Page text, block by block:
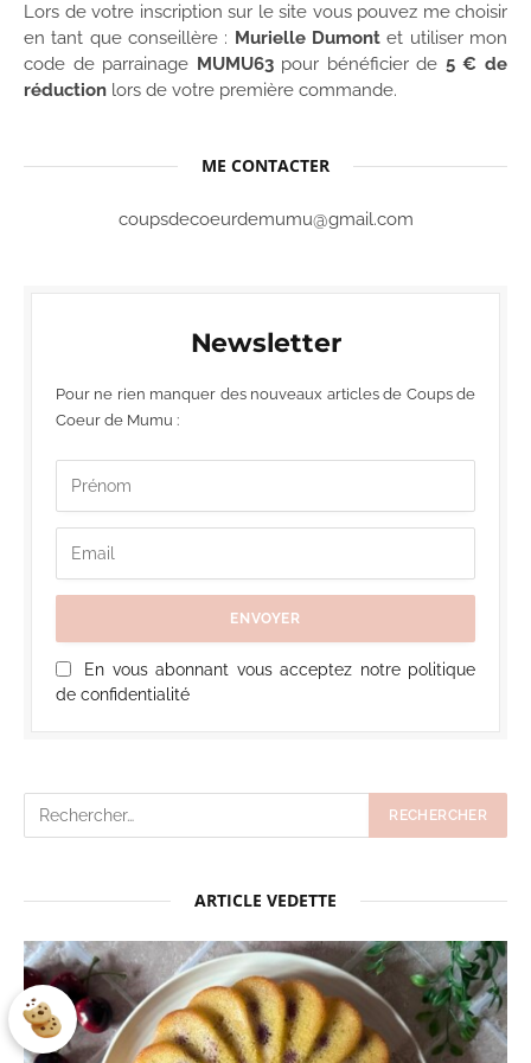
Lors de votre inscription sur le site vous pouvez me choisir
en tant que conseillère : Murielle Dumont et utiliser mon
code de parrainage MUMU63pour bénéficier de 5 € de
réduction lors de votre première commande.
ME CONTACTER
coupsdecoeurdemumu@gmail.com
Newsletter
Pour ne rien manquer des nouveaux articles de Coups de
Coeur de Mumu :
En vous abonnant vous acceptez notre politique
de confidentialité
ARTICLE VEDETTE